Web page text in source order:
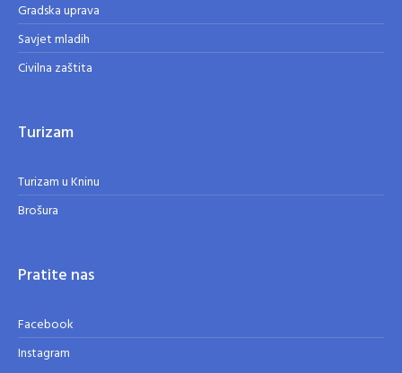
Gradska uprava
Savjet mladih
Civilna zaštita
Turizam
Turizam u Kninu
Brošura
Pratite nas
Facebook
Instagram